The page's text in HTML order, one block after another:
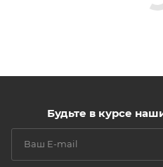
Будьте в курсе